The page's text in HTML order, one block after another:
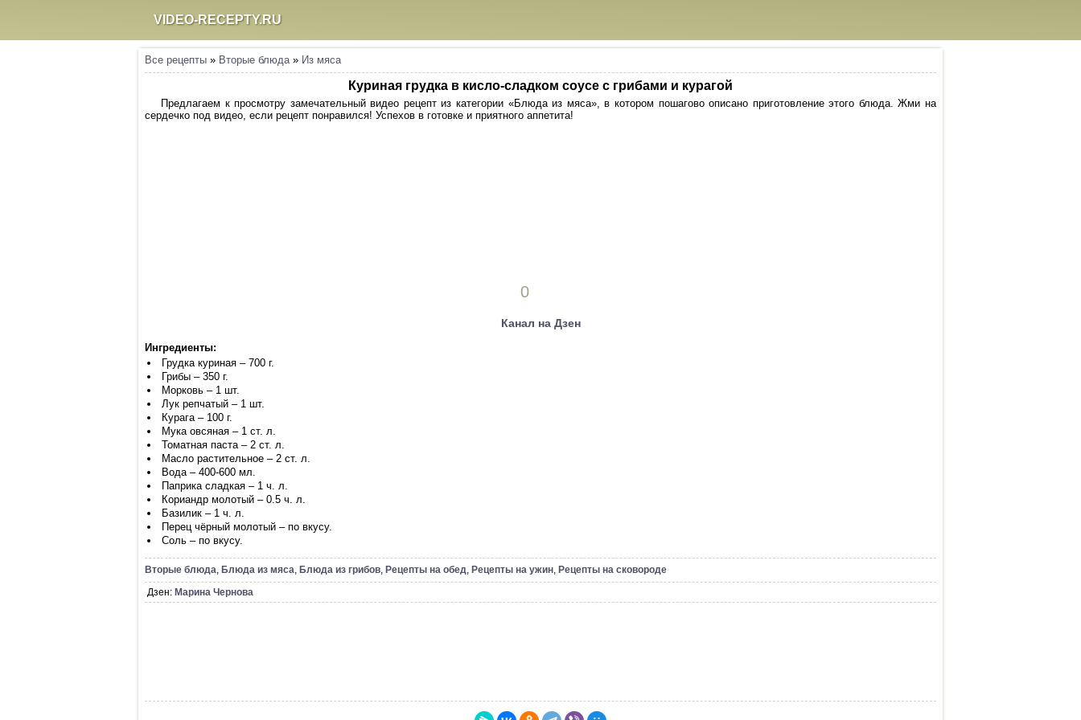
VIDEO-RECEPTY.RU
Все рецепты » Вторые блюда» Из мяса
Куриная грудка в кисло-сладком соусе с грибами и курагой
Предлагаем к просмотру замечательный видео рецепт из категории «Блюда из мяса», в котором пошагово описано приготовление этого блюда. Жми на
сердечко под видео, если рецепт понравился! Успехов в готовке и приятного аппетита!
0
Канал на Дзен
Ингредиенты:
Грудка куриная – 700 г.
Грибы – 350 г.
Морковь – 1 шт.
Лук репчатый – 1 шт.
Курага – 100 г.
Мука овсяная – 1 ст. л.
Томатная паста – 2 ст. л.
Масло растительное – 2 ст. л.
Вода – 400-600 мл.
Паприка сладкая – 1 ч. л.
Кориандр молотый – 0.5 ч. л.
Базилик – 1 ч. л.
Перец чёрный молотый – по вкусу.
Соль – по вкусу.
Вторые блюда, Блюда из мяса, Блюда из грибов, Рецепты на обед, Рецепты на ужин, Рецепты на сковороде
Дзен: Марина Чернова